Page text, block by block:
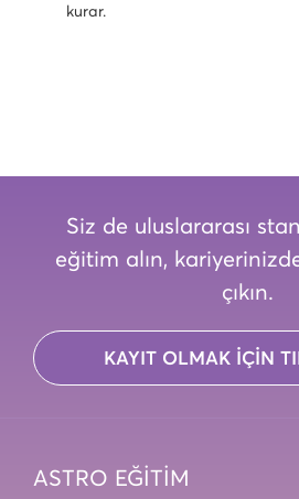
kurar.
Siz de uluslararası
eğitim alın,
çıkın.
KAYIT OLMAK İÇİN
ASTRO EĞİTİM